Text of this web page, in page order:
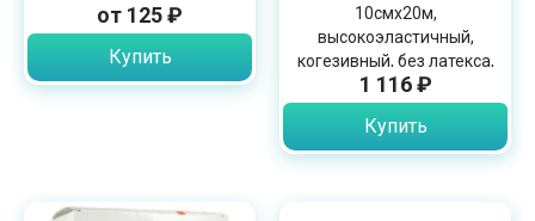
от 125 ₽
Купить
10смх20м,
высокоэластичный,
когезивный, без латекса,
30071
1 116 ₽
Купить